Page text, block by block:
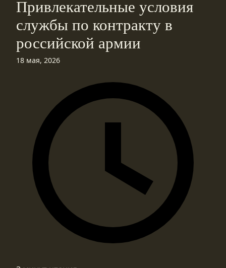
Привлекательные условия
службы по контракту в
российской армии
18 мая, 2026